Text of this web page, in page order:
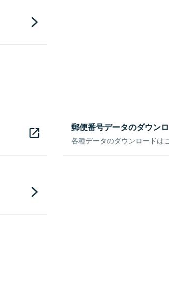
郵便番号データのダウン
各種データのダウンロードは